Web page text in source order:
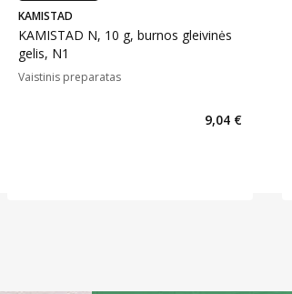
KAMISTAD
KAMISTAD N, 10 g, burnos gleivinės
gelis, N1
Vaistinis preparatas
9,04 €